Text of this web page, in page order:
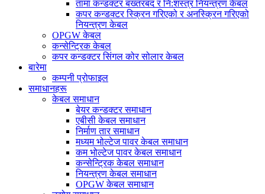
तामा कन्डक्टर बख्तरबंद र नि:शस्त्र नियन्त्रण केबल
कपर कन्डक्टर स्क्रिन गरिएको र अनस्क्रिन गरिएको
नियन्त्रण केबल
OPGW केबल
कन्सेन्ट्रिक केबल
कपर कन्डक्टर सिंगल कोर सोलार केबल
बारेमा
कम्पनी प्रोफाइल
समाधानहरू
केबल समाधान
बेयर कन्डक्टर समाधान
एबीसी केबल समाधान
निर्माण तार समाधान
मध्यम भोल्टेज पावर केबल समाधान
कम भोल्टेज पावर केबल समाधान
कन्सेन्ट्रिक केबल समाधान
नियन्त्रण केबल समाधान
OPGW केबल समाधान